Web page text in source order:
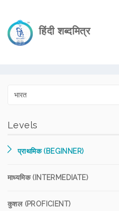
हिंदी शब्दमित्र
Levels
प्राथमिक (BEGINNER)
माध्यमिक (INTERMEDIATE)
कुशल (PROFICIENT)